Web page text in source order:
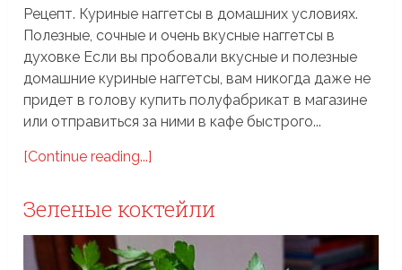
Рецепт. Куриные наггетсы в домашних условиях.
Полезные, сочные и очень вкусные наггетсы в
духовке Если вы пробовали вкусные и полезные
домашние куриные наггетсы, вам никогда даже не
придет в голову купить полуфабрикат в магазине
или отправиться за ними в кафе быстрого...
[Continue reading...]
Зеленые коктейли